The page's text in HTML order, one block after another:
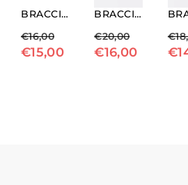
BRACCIALE ELASTICO CHAKRA IN PIETRE ASSORTITE
€16,00
€15,00
BRACCIALE ELASTICO IN EMATITE, CORALLO ED ONICE
€20,00
€16,00
€
€